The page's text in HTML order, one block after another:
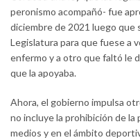
peronismo acompañó- fue
diciembre de 2021 luego que
Legislatura para que fuese a
enfermo y a otro que faltó le
que la apoyaba.
Ahora, el gobierno impulsa
no incluye la prohibición de la
medios y en el ámbito